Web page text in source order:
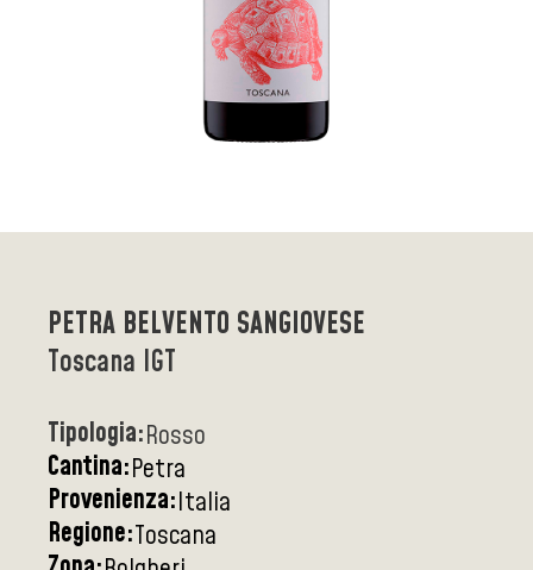
PETRA BELVENTO SANGIOVESE
Toscana IGT
Tipologia:Rosso
Cantina:Petra
Provenienza:Italia
Regione:Toscana